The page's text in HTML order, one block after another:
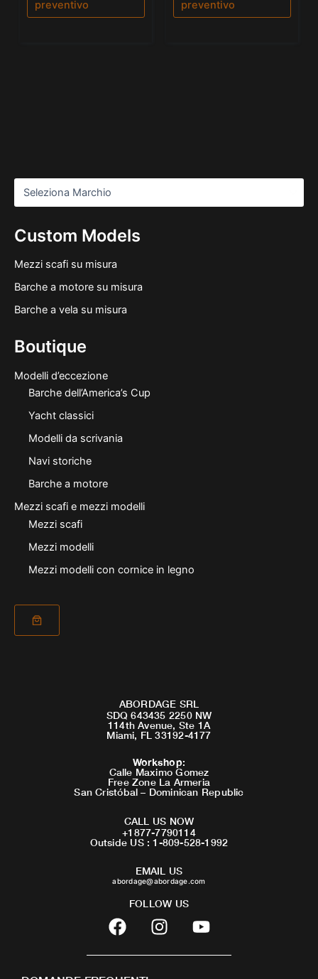
Custom Models
Mezzi scafi su misura
Barche a motore su misura
Barche a vela su misura
Boutique
Modelli d’eccezione
Barche dell’America’s Cup
Yacht classici
Modelli da scrivania
Navi storiche
Barche a motore
Mezzi scafi e mezzi modelli
Mezzi scafi
Mezzi modelli
Mezzi modelli con cornice in legno
preventivo preventivo
ABORDAGE SRL
SDQ 643435 2250 NW
114th Avenue, Ste 1A
Miami, FL 33192-4177
Workshop:
Calle Maximo Gomez
Free Zone La Armeria
San Cristóbal – Dominican Republic
CALL US NOW
+1877-7790114
Outside US : 1-809-528-1992
EMAIL US
abordage@abordage.com
FOLLOW US
F
a
c
I
n
s
Y
o
u